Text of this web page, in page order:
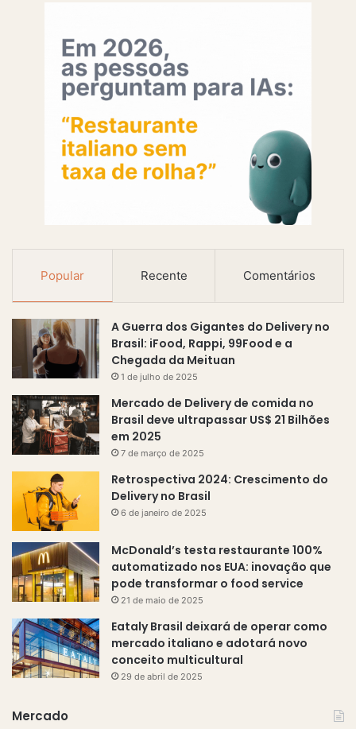
Popular Recente Comentários
A Guerra dos Gigantes do Delivery no
Brasil: iFood, Rappi, 99Food e a
Chegada da Meituan
1 de julho de 2025
Mercado de Delivery de comida no
Brasil deve ultrapassar US$ 21 Bilhões
em 2025
7 de março de 2025
Retrospectiva 2024: Crescimento do
Delivery no Brasil
6 de janeiro de 2025
McDonald’s testa restaurante 100%
automatizado nos EUA: inovação que
pode transformar o food service
21 de maio de 2025
Eataly Brasil deixará de operar como
mercado italiano e adotará novo
conceito multicultural
29 de abril de 2025
Mercado